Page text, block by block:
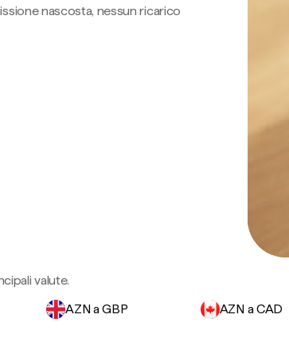
nascosta, nessun ricarico
valute.
AZN a GBP AZN a CAD